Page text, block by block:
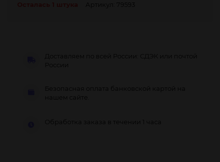
Артикул: 79593
Доставляем по всей России: СДЭК или почтой
Безопасная оплата банковской картой на
нашем сайте.
Обработка заказа в течении 1 часа